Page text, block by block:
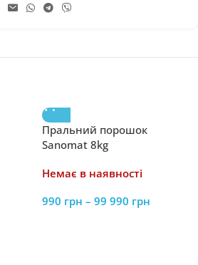
Пральний порошок
Sanomat 8kg
Немає в наявності
990 грн – 99 990 грн